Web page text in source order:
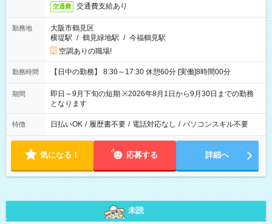
交通費 交通費支給あり
勤務地
大阪市鶴見区
横堤駅 / 鶴見緑地駅 / 今福鶴見駅
空調ありの職場!
勤務時間 【日中の勤務】 8:30～17:30 休憩60分 [実働]8時間00分
期間
即日～9月下旬の短期 ※2026年8月1日から9月30日までの勤務
となります
特徴 日払いOK / 履歴書不要 / 電話対応なし / パソコンスキル不要
気になる！ 応募する 詳細へ
未読